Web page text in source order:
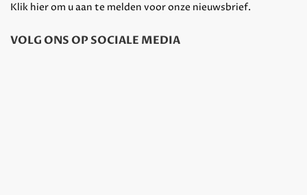
Klik hier om u aan te melden voor onze nieuwsbrief.
VOLG ONS OP SOCIALE MEDIA